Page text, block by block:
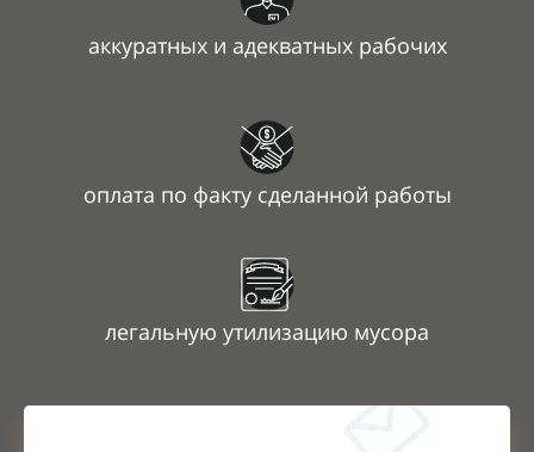
аккуратных и адекватных рабочих
оплата по факту сделанной работы
легальную утилизацию мусора